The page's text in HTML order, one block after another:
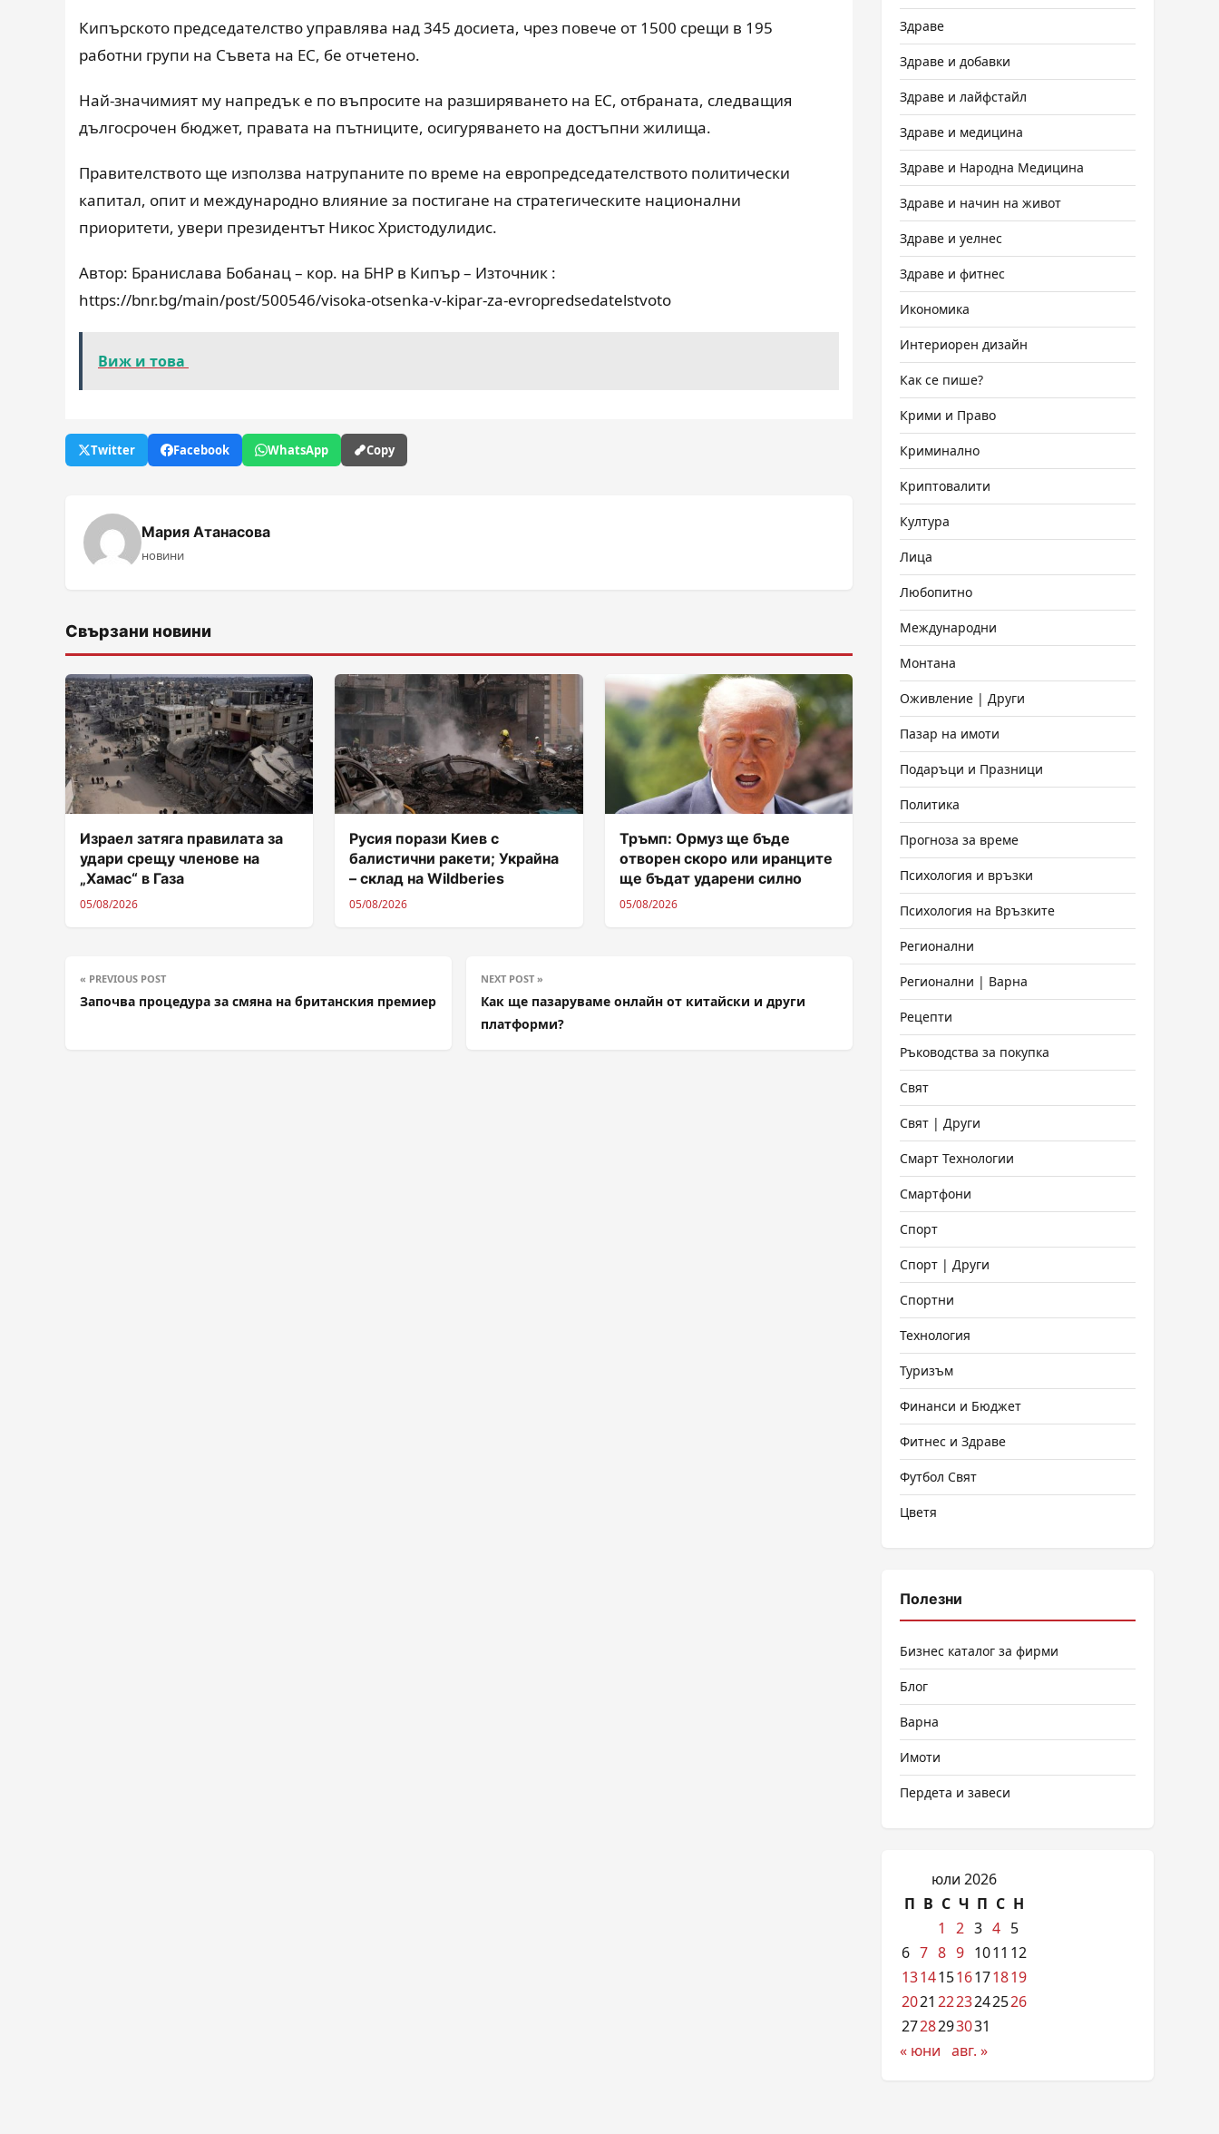
Кипърското председателство управлява над 345 досиета, чрез повече от 1500 срещи в 195
работни групи на Съвета на ЕС, бе отчетено.
Най-значимият му напредък е по въпросите на разширяването на ЕС, отбраната, следващия
дългосрочен бюджет, правата на пътниците, осигуряването на достъпни жилища.
Правителството ще използва натрупаните по време на европредседателството политически
капитал, опит и международно влияние за постигане на стратегическите национални
приоритети, увери президентът Никос Христодулидис.
Автор: Бранислава Бобанац – кор. на БНР в Кипър – Източник :
https://bnr.bg/main/post/500546/visoka-otsenka-v-kipar-za-evropredsedatelstvoto
Виж и това
Twitter Facebook WhatsApp Copy
Мария Атанасова
новини
Свързани новини
Израел затяга правилата за
удари срещу членове на
„Хамас“ в Газа
05/08/2026
Русия порази Киев с
балистични ракети; Украйна
– склад на Wildberies
05/08/2026
Тръмп: Ормуз ще бъде
отворен скоро или иранците
ще бъдат ударени силно
05/08/2026
« PREVIOUS POST
Започва процедура за смяна на британския премиер
NEXT POST »
Как ще пазаруваме онлайн от китайски и други
платформи?
Здраве
Здраве и добавки
Здраве и лайфстайл
Здраве и медицина
Здраве и Народна Медицина
Здраве и начин на живот
Здраве и уелнес
Здраве и фитнес
Икономика
Интериорен дизайн
Как се пише?
Крими и Право
Криминално
Криптовалити
Култура
Лица
Любопитно
Международни
Монтана
Оживление | Други
Пазар на имоти
Подаръци и Празници
Политика
Прогноза за време
Психология и връзки
Психология на Връзките
Регионални
Регионални | Варна
Рецепти
Ръководства за покупка
Свят
Свят | Други
Смарт Технологии
Смартфони
Спорт
Спорт | Други
Спортни
Технология
Туризъм
Финанси и Бюджет
Фитнес и Здраве
Футбол Свят
Цветя
Полезни
Бизнес каталог за фирми
Блог
Варна
Имоти
Пердета и завеси
юли 2026
П В С Ч П С Н
1
2 3 4 5
6 7 8 9 1011 12
13141516171819
2021 2223242526
2728293031
« юни авг. »